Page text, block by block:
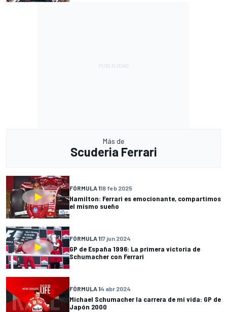
Más de
Scuderia Ferrari
FÓRMULA 118 feb 2025
Hamilton: Ferrari es emocionante, compartimos
el mismo sueño
FÓRMULA 117 jun 2024
GP de España 1996: La primera victoria de
Schumacher con Ferrari
FÓRMULA 14 abr 2024
Michael Schumacher la carrera de mi vida: GP de
Japón 2000